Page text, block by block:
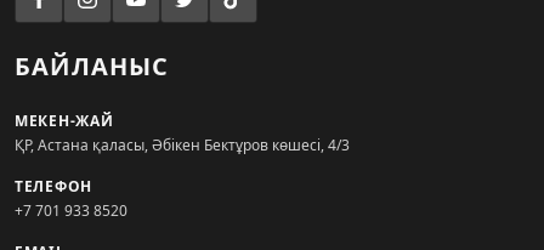
БАЙЛАНЫС
МЕКЕН-ЖАЙ
ҚР, Астана қаласы, Әбікен Бектұров көшесі, 4/3
ТЕЛЕФОН
+7 701 933 8520